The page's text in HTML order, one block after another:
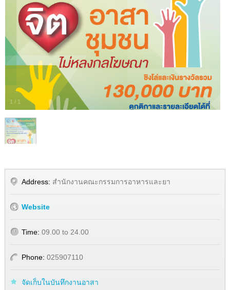
1 / 1
Address: สำนักงานคณะกรรมการอาหารและยา
Website
Time: 09.00 to 24.00
Phone: 025907110
จัดเก็บในบันทึกงานอาสา